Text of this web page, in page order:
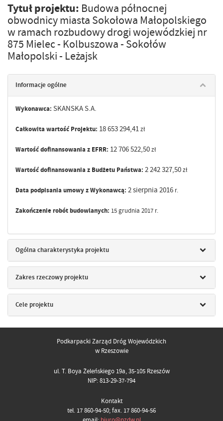
Tytuł projektu: Budowa północnej
obwodnicy miasta Sokołowa Małopolskiego
w ramach rozbudowy drogi wojewódzkiej nr
875 Mielec - Kolbuszowa - Sokołów
Małopolski - Leżajsk
Informacje ogólne
Wykonawca: SKANSKA S.A.
Całkowita wartość Projektu: 18 653 294,41zł
Wartość dofinansowania z EFRR: 12 706 522,50zł
Wartość dofinansowania z Budżetu Państwa: 2 242 327,50zł
Data podpisania umowy z Wykonawcą: 2 sierpnia 2016 r.
Zakończenie robót budowlanych: 15 grudnia 2017 r.
Ogólna charakterystyka projektu
Zakres rzeczowy projektu
Cele projektu
Podkarpacki Zarząd Dróg Wojewódzkich
w Rzeszowie
ul. T. Boya Żeleńskiego 19a, 35-105 Rzeszów
NIP: 813-29-37-794
Kontakt
tel. 17 860-94-50; fax. 17 860-94-56